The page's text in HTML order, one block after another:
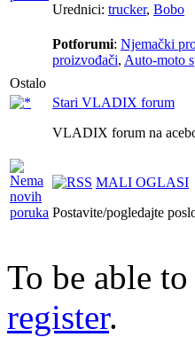
Urednici: trucker, Bobo
Potforumi: Njemački
proizvođači, Auto-moto
Ostalo
Stari VLADIX forum
VLADIX forum na
MALI OGLASI
Postavite/pogledajte
To be able
register.